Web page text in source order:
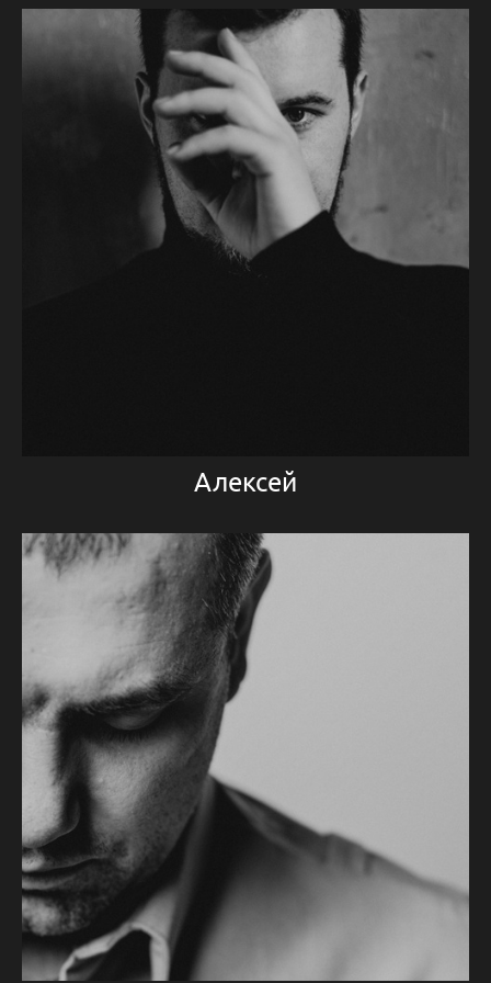
Алексей